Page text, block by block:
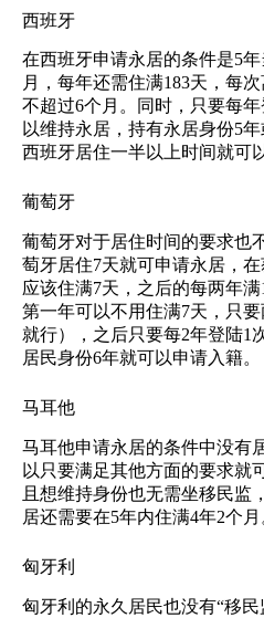
西班牙
在西班牙申请永居的条件是5
月，每年还需住满183天，每
不超过6个月。同时，只要每
以维持永居，持有永居身份5
西班牙居住一半以上时间就可
葡萄牙
葡萄牙对于居住时间的要求也
萄牙居住7天就可申请永居，
应该住满7天，之后的每两年
第一年可以不用住满7天，只
就行），之后只要每2年登陆1
居民身份6年就可以申请入籍。
马耳他
马耳他申请永居的条件中没有
以只要满足其他方面的要求就
且想维持身份也无需坐移民监
居还需要在5年内住满4年2个月
匈牙利
匈牙利的永久居民也没有“移